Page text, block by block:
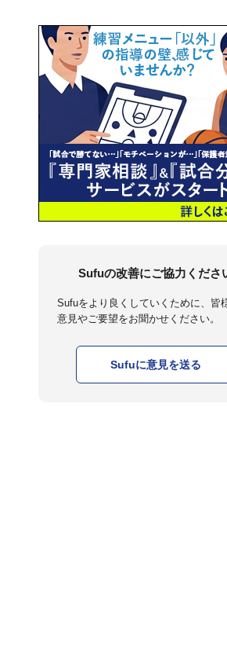
Sufuの改善にご協力くださ
Sufuをより良くしていくために、皆
意見やご要望をお聞かせください。
Sufuに意見を送る